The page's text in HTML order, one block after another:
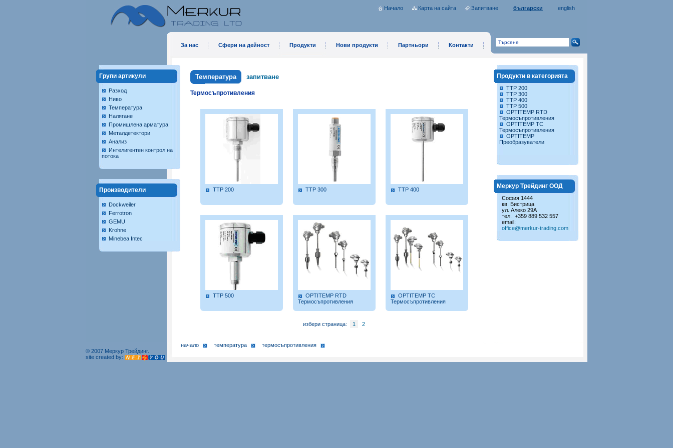
english
български
Запитване
Карта на сайта
Начало
За нас Сфери на дейност Продукти Нови продукти Партньори Контакти
Групи артикули
Разход
Ниво
Температура
Налягане
Промишлена арматура
Металдетектори
Анализ
Интелигентен контрол на
потока
Производители
Dockweiler
Ferrotron
GEMU
Krohne
Minebea Intec
Температура запитване
Термосъпротивления
TTP 200 TTP 300 TTP 400
TTP 500
OPTITEMP RTD
Термосъпротивления
OPTITEMP TC
Термосъпротивления
избери страница: 1 2
Продукти в категорията
TTP 200
TTP 300
TTP 400
TTP 500
OPTITEMP RTD
Термосъпротивления
OPTITEMP TC
Термосъпротивления
OPTITEMP
Преобразуватели
Меркур Трейдинг ООД
София 1444
кв. Бистрица
ул. Алеко 29А
тел. +359 889 532 557
email:
office@merkur-trading.com
начало температура
термосъпротивления
© 2007 Меркур Трейдинг.
site created by: